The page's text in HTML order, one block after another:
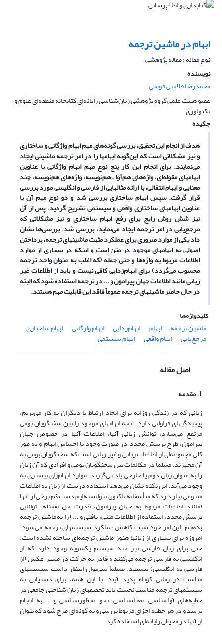
ابهام در ماشین ترجمه
نوع مقاله : مقاله پژوهشی
نویسنده
محمدرضا فلاحتی فومنی
عضو هیئت علمی گروه پژوهشی زبان‌شناسی رایانه‌ای کتابخانه منطقه‌ای علوم و
تکنولوژی
چکیده
هدف از انجام این تحقیق، بررسی گونه‌های مهم ابهام واژگانی و ساختاری
و نیز مشکلاتی است که این‌گونه ابهامها را در امر ترجمه ماشینی ایجاد
می‌نمایند. برای انجام این کار پنج نوع مهم ابهام واژگانی با عناوین
ابهامهای مقوله‌ای، واژه‌های هم‌آوا ـ هم‌نویسه، واژه‌های هم‌نویسه، چند
معنایی و ابهام انتقالی، با ارائه مثالهایی از فارسی و انگلیسی مورد بررسی
قرار گرفت. سپس ابهام ساختاری بررسی شد و دو نوع مهم آن با
عناوین ابهامهای ساختاری واقعی و سیستمی تشریح گردید. پس از آن
نیز شش روش رایج برای رفع ابهام ساختاری و نیز مشکلاتی که
مرجع‌یابی در امر ترجمه ایجاد می‌نماید، بررسی شد. بررسی‌ها نشان
داد یکی از موارد ضروری برای عملکرد مثبت ماشینهای ترجمه، پرداختن
اصولی به ابهامهای موجود در متن است و اینکه در بسیاری از موارد
اطلاعات مربوط به واژه‌ها و حتی جمله (که اغلب به عنوان واحد ترجمه
محسوب می‌گردد) برای ابهام‌زدایی کافی نیست و باید از اطلاعات غیر
زبانی مانند اطلاعات جهان پیرامون و ... در ترجمه استفاده شود که البته
در حال حاضر ماشینهای ترجمه عموماً فاقد این قابلیت مهم هستند.
کلیدواژه‌ها
ماشین ترجمه
ابهام ابهام‌زدایی ابهام واژگانی ابهام ساختاری
مرجع‌یابی ابهام واقعی ابهام سیستمی
اصل مقاله
1. مقدمه
زبانی که در زندگی روزانه برای ایجاد ارتباط با دیگران به کار می‌بریم،‌
پیچیدگیهای فراوانی دارد. آنچه ابهامهای موجود را بین سخنگویان بومی
مرتفع می‌سازد، توانش زبانی آنها، اطلاعات آنها در خصوص جهان
پیرامون، طرح پرسش مجدد در صورت وجود یا احساس ابهام و به طور
کلی مجموعه‌ای از اطلاعات زبانی و غیر زبانی است که سخنگویان بومی به
آن مجهزند. مسلماً در مکالمات بین سخنگویان بومی و افرادی که آن زبان
را به عنوان زبان دوم یا خارجی یاد می‌گیرند، موارد ابهام‌‍‌زای بیشتری به
وجود می‌آید. این نکته نشان می‌دهد استفاده درست از زبان به اطلاعات
متنوعی نیاز دارد که متأسفانه تاکنون نتوانسته‌ایم دست کم برخی از آنها
(مانند اطلاعات مربوط به جهان پیرامون، قدرت حل مسئله، توانایی
پرسش مجدد، استفاده از اطلاعات متنی، بافتی و ...) را به ماشین ترجمه
بدهیم. این امر خود سبب کاهش عملکرد سیستمهای ترجمه می‌شود.
امروزه برای بسیاری از زبانها هنوز ماشین ترجمه‌ای ساخته نشده است.
حتی برای زبان فارسی نیز چند سیستم یکسویه وجود دارد که از
انگلیسی به فارسی ترجمه می‌کنند و قادر به حرکت در مسیر عکس (از
فارسی به انگلیسی) نیستند. مسلماً نمی‌توان انتظار داشت سیستمهای
مناسب در زمانی کوتاه پدید آیند. با این همه، برای دستیابی به
سیستمهای ترجمه مناسب نخست باید تحقیقهای زبان شناختی جامعی در
حطیه‌های آواشناسی، معناشناسی، نحو، منظورشناسی و ... به انجام
برسد و در هر حطیه اجزای مربوط بررسی و به گونه‌ای طرح شود که بتوان
از آنها در محیطی رایانه‌ای استفاده کرد.